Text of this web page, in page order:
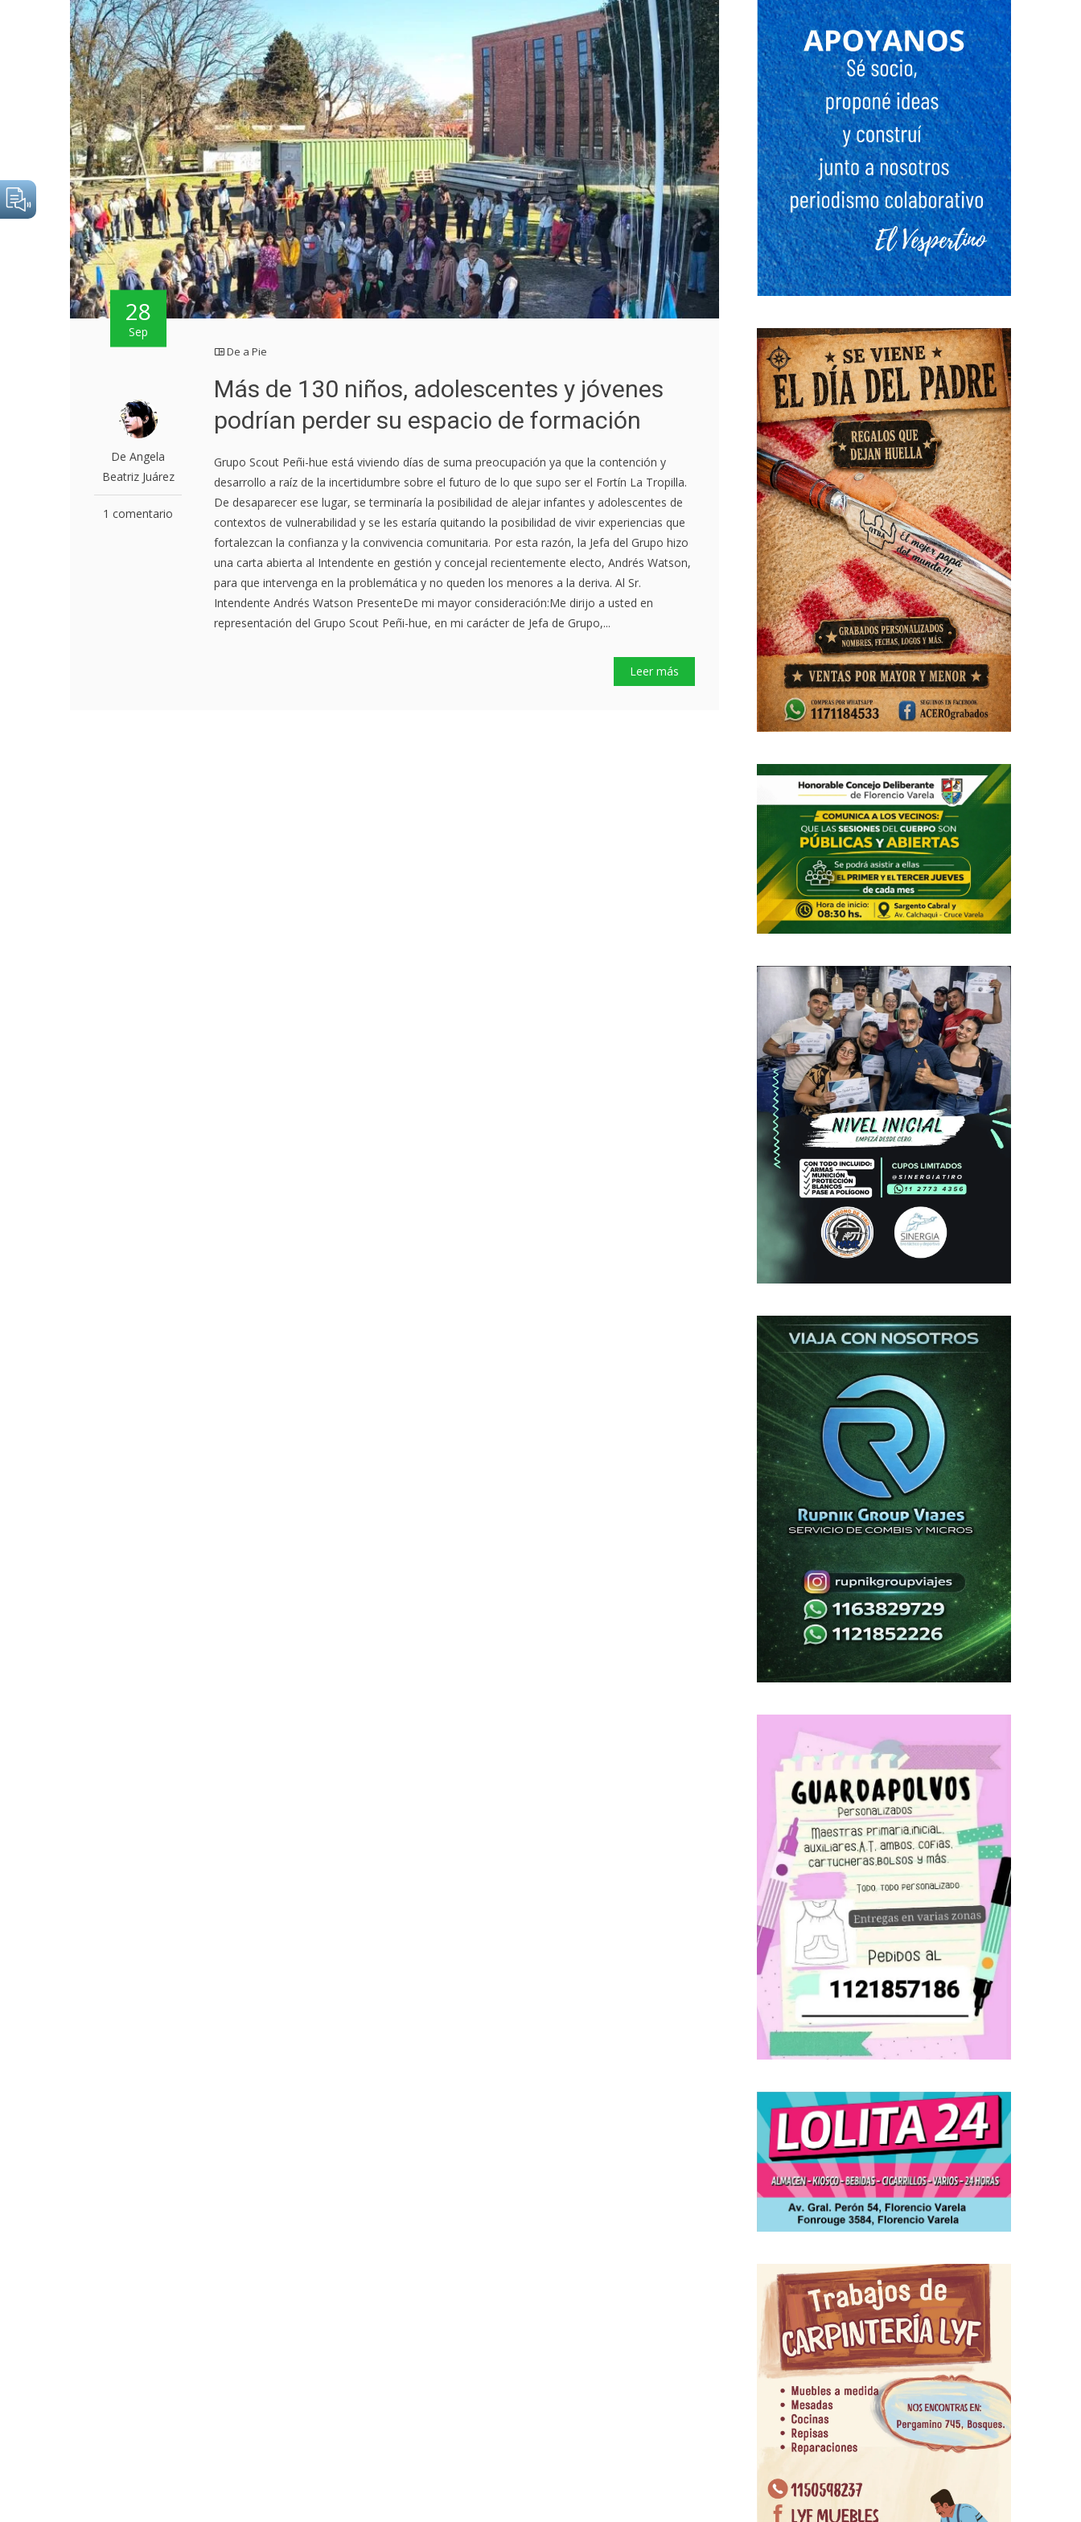
28
Sep
De Angela
Beatriz Juárez
1 comentario
De a Pie
Más de 130 niños, adolescentes y jóvenes
podrían perder su espacio de formación
Grupo Scout Peñi-hue está viviendo días de suma preocupación ya que la contención y
desarrollo a raíz de la incertidumbre sobre el futuro de lo que supo ser el Fortín La Tropilla.
De desaparecer ese lugar, se terminaría la posibilidad de alejar infantes y adolescentes de
contextos de vulnerabilidad y se les estaría quitando la posibilidad de vivir experiencias que
fortalezcan la confianza y la convivencia comunitaria. Por esta razón, la Jefa del Grupo hizo
una carta abierta al Intendente en gestión y concejal recientemente electo, Andrés Watson,
para que intervenga en la problemática y no queden los menores a la deriva. Al Sr.
Intendente Andrés Watson PresenteDe mi mayor consideración:Me dirijo a usted en
representación del Grupo Scout Peñi-hue, en mi carácter de Jefa de Grupo,...
Leer más